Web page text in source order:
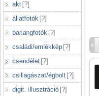
akt [?]
állatfotók [?]
barlangfotók [?]
családi/emlékkép [?]
csendélet [?]
csillagászat/égbolt [?]
digit. illusztráció [?]